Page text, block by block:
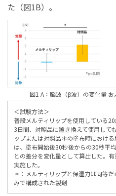
た（図1B）。
図1 A：脳波（β波）の変化量
＜試験方法＞
普段メルティリップを使用している
3日間、対照品に置き換えて使用して
ップまたは対照品＊の塗布時におけ
は、塗布開始後30秒後からの30秒平
との差分を変化量として算出した。
実施した。
＊：メルティリップと保湿力は同等
みで構成された製剤